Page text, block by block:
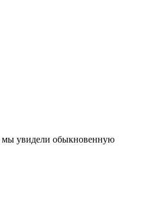
мы увидели обыкновенную